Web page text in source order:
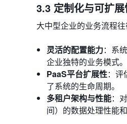
3.3 定制化与可扩
大中型企业的业务流程
灵活的配置能力：系
企业独特的业务模式。
PaaS平台扩展性：
了系统的生命周期。
多租户架构与性能：
间）的数据处理性能